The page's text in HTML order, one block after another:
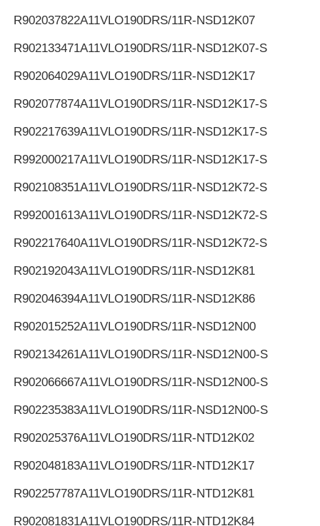
R902037822A11VLO190DRS/11R-NSD12K07
R902133471A11VLO190DRS/11R-NSD12K07-S
R902064029A11VLO190DRS/11R-NSD12K17
R902077874A11VLO190DRS/11R-NSD12K17-S
R902217639A11VLO190DRS/11R-NSD12K17-S
R992000217A11VLO190DRS/11R-NSD12K17-S
R902108351A11VLO190DRS/11R-NSD12K72-S
R992001613A11VLO190DRS/11R-NSD12K72-S
R902217640A11VLO190DRS/11R-NSD12K72-S
R902192043A11VLO190DRS/11R-NSD12K81
R902046394A11VLO190DRS/11R-NSD12K86
R902015252A11VLO190DRS/11R-NSD12N00
R902134261A11VLO190DRS/11R-NSD12N00-S
R902066667A11VLO190DRS/11R-NSD12N00-S
R902235383A11VLO190DRS/11R-NSD12N00-S
R902025376A11VLO190DRS/11R-NTD12K02
R902048183A11VLO190DRS/11R-NTD12K17
R902257787A11VLO190DRS/11R-NTD12K81
R902081831A11VLO190DRS/11R-NTD12K84